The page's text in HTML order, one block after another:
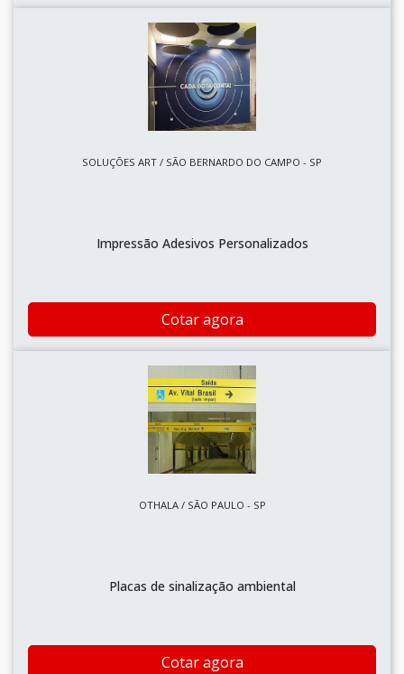
SOLUÇÕES ART / SÃO BERNARDO DO CAMPO - SP
Impressão Adesivos Personalizados
Cotar agora
OTHALA / SÃO PAULO - SP
Placas de sinalização ambiental
Cotar agora